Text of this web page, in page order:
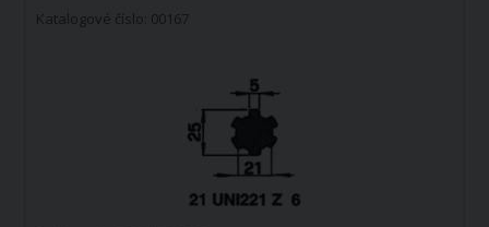
Katalogové číslo: 00167